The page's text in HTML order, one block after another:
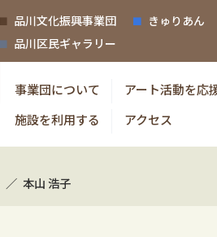
品川文化振興事業団 きゅりあん
品川区民ギャラリー
事業団について アート活動を応
施設を利用する
アクセス
本山 浩子